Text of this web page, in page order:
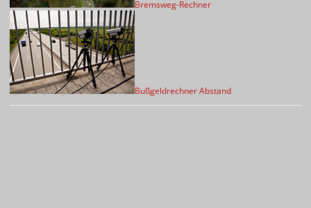
Bremsweg-Rechner
Bußgeldrechner Abstand